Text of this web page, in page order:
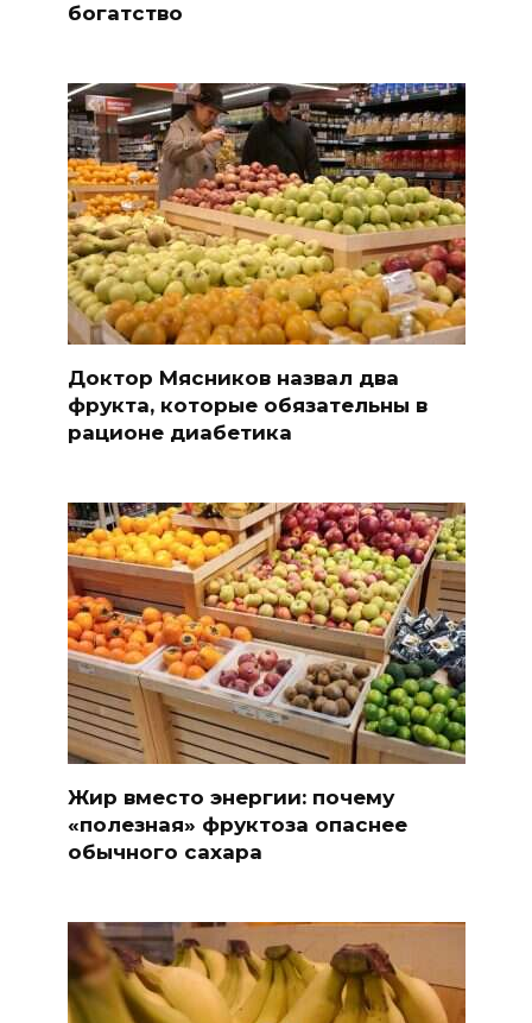
богатство
Доктор Мясников назвал два
фрукта, которые обязательны в
рационе диабетика
Жир вместо энергии: почему
«полезная» фруктоза опаснее
обычного сахара